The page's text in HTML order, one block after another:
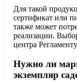
Для такой
сертификат или
также может
реализации.
центра
Нужно ли
экземпляр